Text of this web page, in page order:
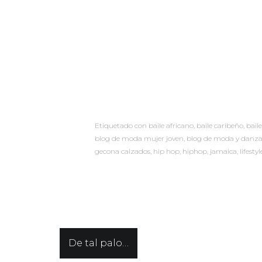
Etiquetado con baile africano, baile caribeño,
blog de moda mujer joven, blog de moda y danza
gecona calzados, hip hop, hiphop, jamaica,
Navegación
De tal palo…